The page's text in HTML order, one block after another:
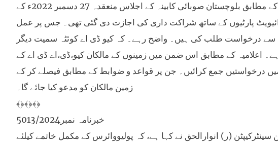
ٹاو¿ن پلاننگ کوئٹہ ڈیولپمنٹ اتھارٹی ” زین کا سی ” کے مطابق بلوچستان صوبائی کابینہ کے اجلاس منعقدہ 27 دسمبر 2022ء کے
پارٹیوں کے ساتھ شراکت داری کی اجازت دی گئی تھی۔ جس پر عمل
سے درخواست طلب کی ہیں۔ واضح رہے۔ کہ کیو ڈی اے کوئٹہ سمیت دیگر
اعلامیہ کے مطابق اس ضمن میں زمینوں کے مالکان کیو،ڈی،اے ڈی اے کے
درخواستیں جمع کرائیں۔ جن پر قواعد و ضوابط کے مطابق فیصلے کر کے
زمین مالکان کو مدعو کیا جائے گا۔
﴾﴿﴾﴿﴾﴿
خبرنامہ نمبر5013/2024
آپریشن سینٹرکیپٹن (ر) انوارالحق نے کہا ہے، کہ پولیووائرس کے مکمل خاتمے کیلئے